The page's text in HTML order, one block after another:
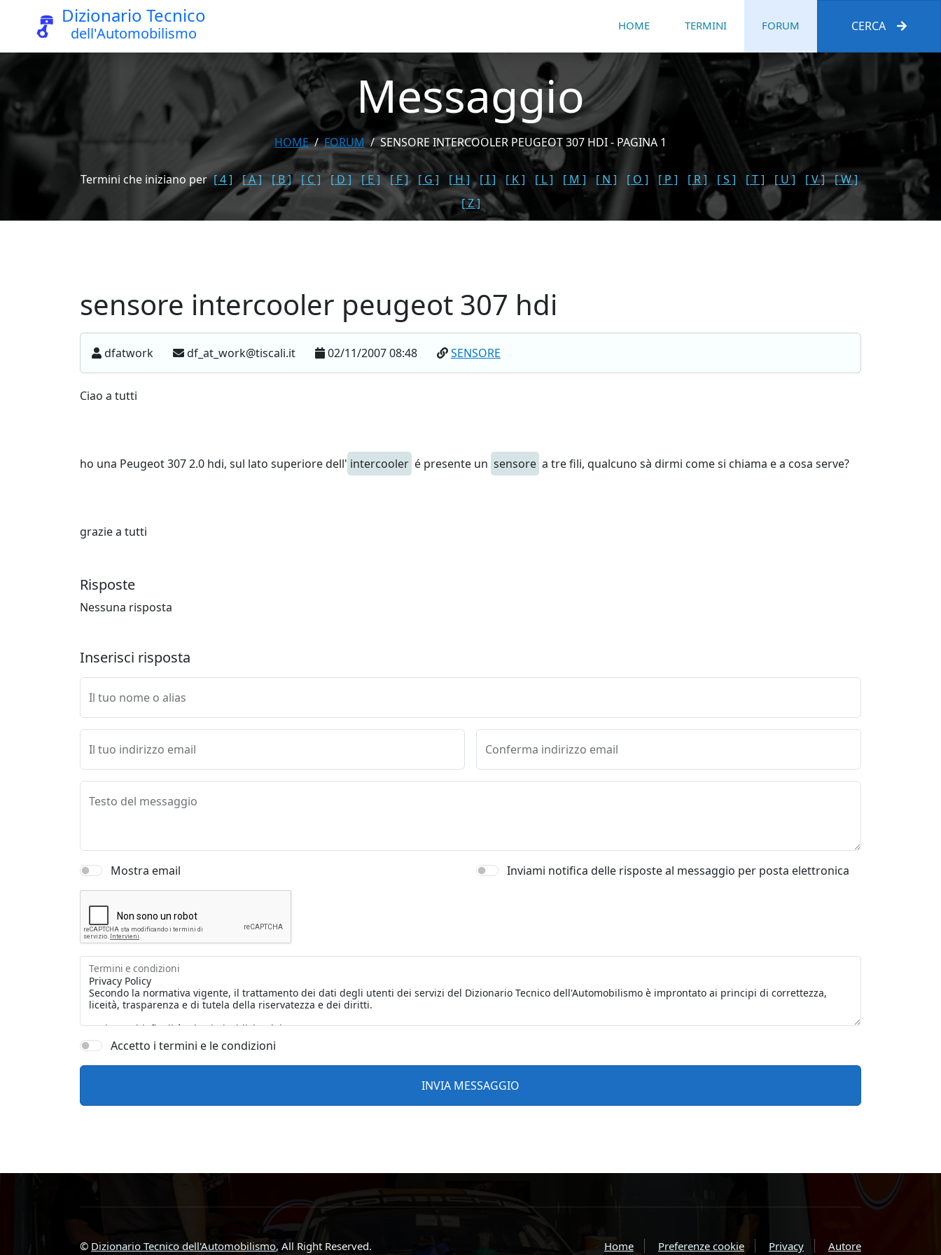
Dizionario Tecnico
dell'Automobilismo HOME TERMINI FORUM CERCA
Messaggio
HOME FORUM SENSORE INTERCOOLER PEUGEOT 307 HDI - PAGINA 1
Termini che iniziano per [ 4 ] [ A ] [ B ] [ C ] [ D ] [ E ] [ F ] [ G ] [ H ] [ I ] [ K ] [ L ] [ M ] [ N ] [ O ] [ P ] [ R ] [ S ] [ T ] [ U ] [ V ]
[ W ]
[ Z ]
sensore intercooler peugeot 307 hdi
dfatwork df_at_work@tiscali.it 02/11/2007 08:48 SENSORE
Ciao a tutti
ho una Peugeot 307 2.0 hdi, sul lato superiore dell' intercooler é presente un sensore a tre fili, qualcuno sà dirmi come si chiama e a cosa serve?
grazie a tutti
Risposte
Nessuna risposta
Inserisci risposta
Il tuo nome o alias
Il tuo indirizzo email Conferma indirizzo email
Testo del messaggio
Mostra email Inviami notifica delle risposte al messaggio per posta elettronica
Termini e condizioni
Accetto i termini e le condizioni
© Dizionario Tecnico dell'Automobilismo, All Right Reserved. Home Preferenze cookie Privacy Autore